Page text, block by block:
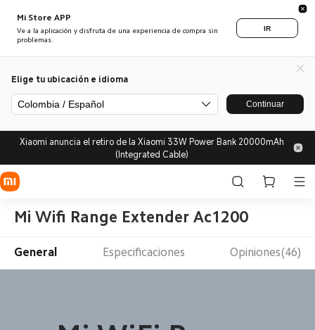
Mi Store APP
Ve a la aplicación y disfruta de una experiencia de compra sin
problemas.
IR
Elige tu ubicación e idioma
Colombia / Español Continuar
Xiaomi anuncia el retiro de la Xiaomi 33W Power Bank 20000mAh
(Integrated Cable)
Mi Wifi Range Extender Ac1200
General Especificaciones Opiniones(46)